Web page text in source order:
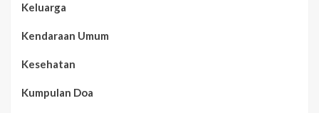
Keluarga
Kendaraan Umum
Kesehatan
Kumpulan Doa